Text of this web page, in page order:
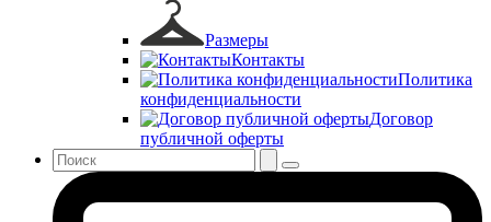
Размеры
Контакты
Политика
конфиденциальности
Договор
публичной оферты